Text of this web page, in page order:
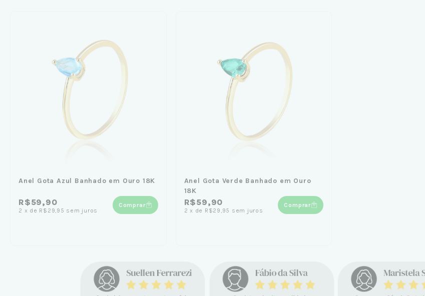
Anel Gota Azul Banhado em Ouro 18K
R$59,90
2 x de R$29,95 sem juros
Comprar
Anel Gota Verde Banhado em Ouro
18K
R$59,90
2 x de R$29,95 sem juros
Comprar